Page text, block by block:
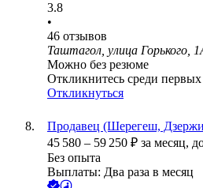
3.8
•
46 отзывов
Таштагол, улица Горького,
Можно без резюме
Откликнитесь среди первых
Откликнуться
Продавец (Шерегеш,
45 580 – 59 250 ₽ за месяц,
Без опыта
Выплаты: Два раза в месяц